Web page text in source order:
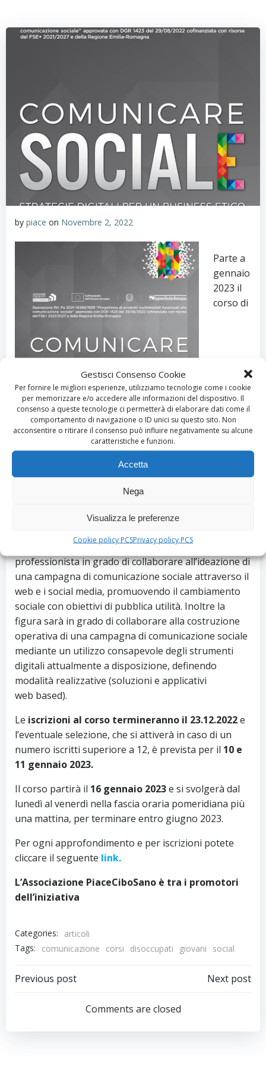
Gestisci Consenso Cookie
Per fornire le migliori esperienze, utilizziamo tecnologie come i cookie
per memorizzare e/o accedere alle informazioni del dispositivo. Il
consenso a queste tecnologie ci permetterà di elaborare dati come il
comportamento di navigazione o ID unici su questo sito. Non
acconsentire o ritirare il consenso può influire negativamente su alcune
caratteristiche e funzioni.
Accetta
Nega
Visualizza le preferenze
Cookie policy PCSPrivacy policy PCS
by piace on Novembre 2, 2022
Parte a
gennaio
2023 il
corso di
formazione “Progettista di prodotti multimediali
funzionali alla comunicazione sociale”
Fondazione Enaip
e adulti, disoccupati o occupati, residenti o domiciliati
nella Regione Emilia-Romagna, in possesso di
completamente gratuito, mira a formare un
professionista in grado di collaborare all’ideazione di
una campagna di comunicazione sociale attraverso il
web e i social media, promuovendo il cambiamento
sociale con obiettivi di pubblica utilità. Inoltre la
figura sarà in grado di collaborare alla costruzione
operativa di una campagna di comunicazione sociale
mediante un utilizzo consapevole degli strumenti
digitali attualmente a disposizione, definendo
modalità realizzative (soluzioni e applicativi
web based).
Le iscrizioni al corso termineranno il 23.12.2022e
l’eventuale selezione, che si attiverà in caso di un
numero iscritti superiore a 12, è prevista per il 10 e
11 gennaio 2023.
Il corso partirà il 16 gennaio 2023e si svolgerà dal
lunedì al venerdì nella fascia oraria pomeridiana più
una mattina, per terminare entro giugno 2023.
Per ogni approfondimento e per iscrizioni potete
cliccare il seguente link.
L’Associazione PiaceCiboSano è tra i promotori
dell’iniziativa
Categories:
articoli
Tags:
comunicazione corsi disoccupati giovani social
Post
navigation
Previous post
navigation
Next post
Comments are closed